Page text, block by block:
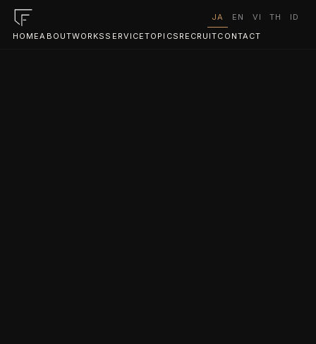
HOMEABOUTWORKS SERVICETOPICS RECRUITCONTACT
JA EN VI TH ID